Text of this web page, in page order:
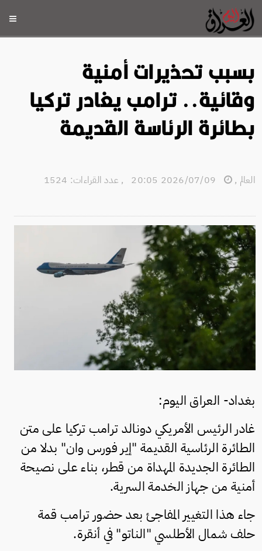
بسبب تحذيرات أمنية
وقائية.. ترامب يغادر تركيا
بطائرة الرئاسة القديمة
العالم ,
, عدد القراءات: 1524
بغداد- العراق اليوم:
غادر الرئيس الأمريكي دونالد ترامب تركيا على متن
الطائرة الرئاسية القديمة "إير فورس وان" بدلا من
الطائرة الجديدة المهداة من قطر، بناء على نصيحة
أمنية من جهاز الخدمة السرية.
جاء هذا التغيير المفاجئ بعد حضور ترامب قمة
حلف شمال الأطلسي "الناتو" في أنقرة.